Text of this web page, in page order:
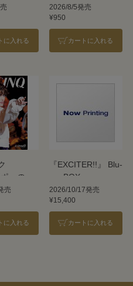
に入れる
2026/8/5発売
¥950
カートに入れる
ーの一
＞
売
に入れる
『EXCITER!!』 Blu-
ray BOX
2026/10/17発売
¥15,400
カートに入れる